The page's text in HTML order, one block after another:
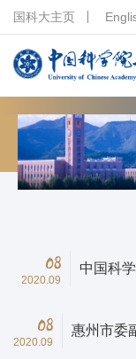
国科大主页
08
2020.09
中国科
08
2020.09
惠州市委